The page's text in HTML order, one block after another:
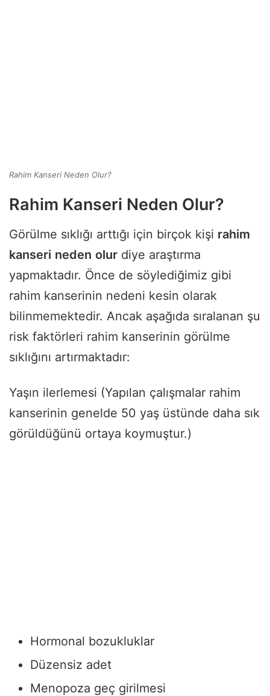
Rahim Kanseri Neden Olur?
Rahim Kanseri Neden Olur?
Görülme sıklığı arttığı için birçok kişi rahim
kanseri neden olur diye araştırma
yapmaktadır. Önce de söylediğimiz gibi
rahim kanserinin nedeni kesin olarak
bilinmemektedir. Ancak aşağıda sıralanan şu
risk faktörleri rahim kanserinin görülme
sıklığını artırmaktadır:
Yaşın ilerlemesi (Yapılan çalışmalar rahim
kanserinin genelde 50 yaş üstünde daha sık
görüldüğünü ortaya koymuştur.)
Hormonal bozukluklar
Düzensiz adet
Menopoza geç girilmesi